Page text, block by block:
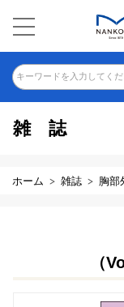
キーワードを入力してく
雑誌
ホーム 雑誌 胸部
（